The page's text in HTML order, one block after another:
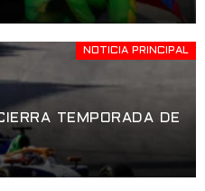
NOTICIA PRINCIPAL
TEMPORADA DE